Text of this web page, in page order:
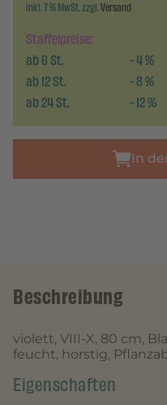
Staffelpreise:
ab6St. -4%
ab12St. -8%
ab24St. -12%
inkl. 7 % MwSt. zzgl.Versand
In
Beschreibung
violett, VIII-X, 80 cm,
feucht, horstig,
Eigenschaften